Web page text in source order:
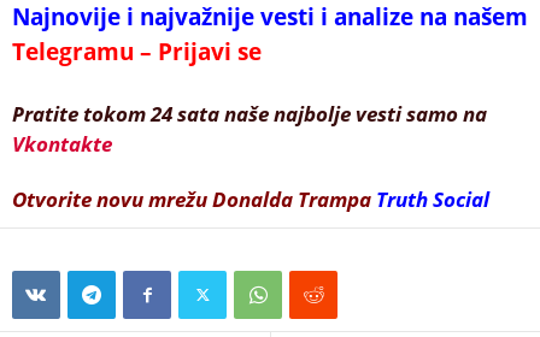
Najnovije i najvažnije vesti i analize na našem
Telegramu – Prijavi se
Pratite tokom 24 sata naše najbolje vesti samo na
Vkontakte
Otvorite novu mrežu Donalda Trampa Truth Social